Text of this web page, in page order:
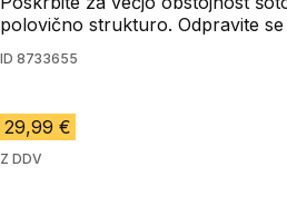
polovično strukturo. Odpravite
ID 8733655
29,99 €
Z DDV